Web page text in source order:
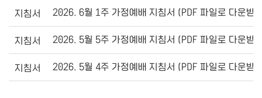
지침서 2026. 6월 1주 가정예배 지침서 (PDF 파일로 다운받
지침서 2026. 5월 5주 가정예배 지침서 (PDF 파일로 다운받
지침서 2026. 5월 4주 가정예배 지침서 (PDF 파일로 다운받